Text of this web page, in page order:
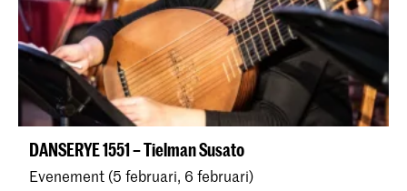
DANSERYE 1551 – Tielman Susato
Evenement (5 februari, 6 februari)